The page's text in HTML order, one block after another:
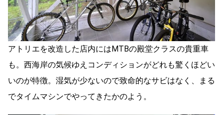
アトリエを改造した店内にはMTBの殿堂クラスの貴重車
も。西海岸の気候ゆえコンディションがどれも驚くほどい
いのが特徴。湿気が少ないので致命的なサビはなく、まる
でタイムマシンでやってきたかのよう。